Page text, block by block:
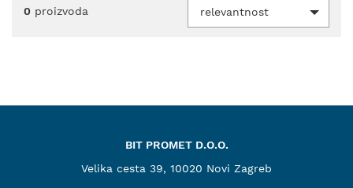
0 proizvoda relevantnost
BIT PROMET D.O.O.
Velika cesta 39, 10020 Novi Zagreb